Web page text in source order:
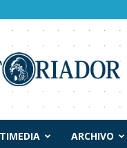
ARCHIVO